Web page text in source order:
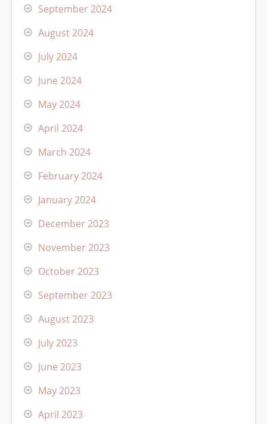
September 2024
August 2024
July 2024
June 2024
May 2024
April 2024
March 2024
February 2024
January 2024
December 2023
November 2023
October 2023
September 2023
August 2023
July 2023
June 2023
May 2023
April 2023